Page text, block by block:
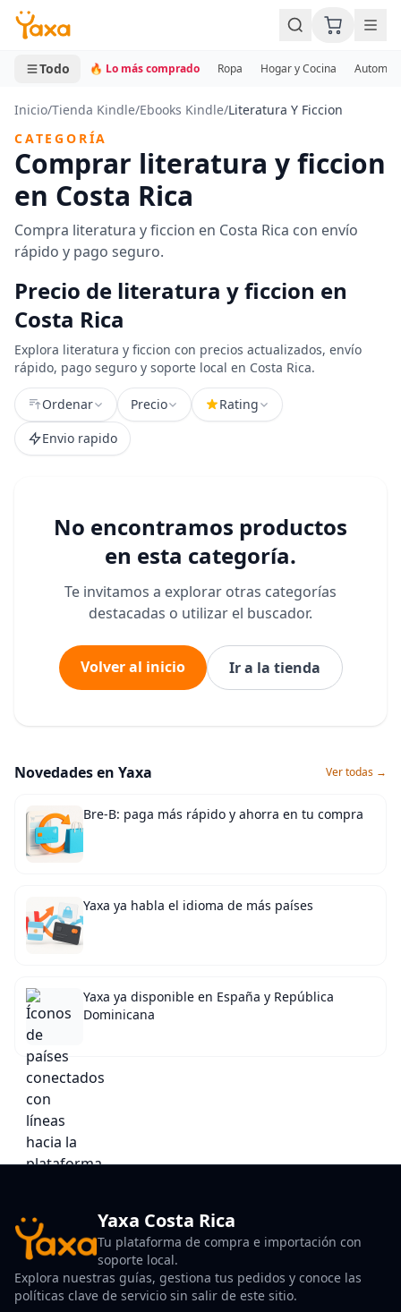
MINI CARRITO
0 productos
Todo 🔥 Lo más comprado Ropa Hogar y Cocina
Inicio/Tienda Kindle/Ebooks Kindle/Literatura Y Ficcion
CATEGORÍA
Comprar literatura y ficcion
en Costa Rica
Compra literatura y ficcion en Costa Rica con envío
rápido y pago seguro.
Precio de literatura y ficcion en
Costa Rica
Explora literatura y ficcion con precios actualizados, envío
rápido, pago seguro y soporte local en Costa Rica.
Ordenar Precio
Rating
Envio rapido
No encontramos productos
en esta categoría.
Te invitamos a explorar otras categorías
destacadas o utilizar el buscador.
Volver al inicio Ir a la tienda
Novedades en Yaxa Ver todas →
Bre-B: paga más rápido y ahorra en tu compra
Yaxa ya habla el idioma de más países
Yaxa ya disponible en España y República
Dominicana
Yaxa Costa Rica
Tu plataforma de compra e importación con
soporte local.
Explora nuestras guías, gestiona tus pedidos y conoce las
políticas clave de servicio sin salir de este sitio.